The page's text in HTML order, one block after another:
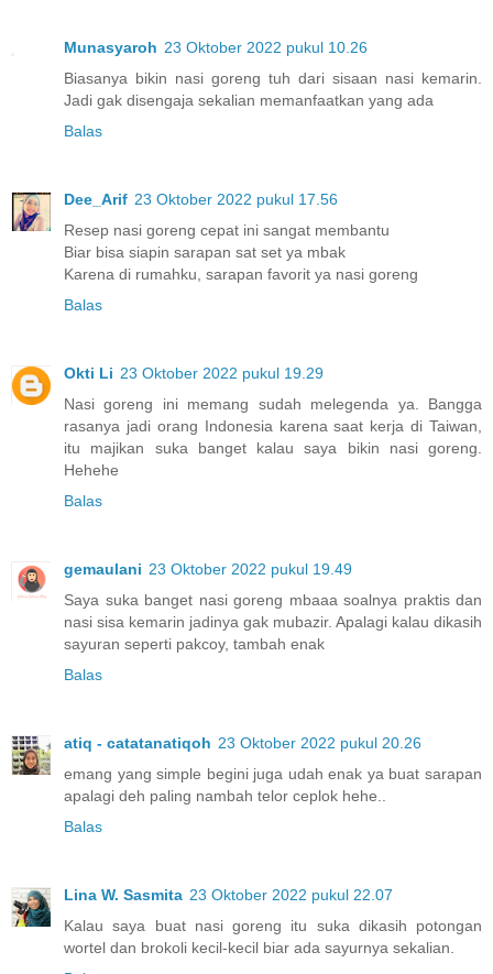
Munasyaroh 23 Oktober 2022 pukul 10.26
Biasanya bikin nasi goreng tuh dari sisaan nasi kemarin.
Jadi gak disengaja sekalian memanfaatkan yang ada
Balas
Dee_Arif 23 Oktober 2022 pukul 17.56
Resep nasi goreng cepat ini sangat membantu
Biar bisa siapin sarapan sat set ya mbak
Karena di rumahku, sarapan favorit ya nasi goreng
Balas
Okti Li 23 Oktober 2022 pukul 19.29
Nasi goreng ini memang sudah melegenda ya. Bangga
rasanya jadi orang Indonesia karena saat kerja di Taiwan,
itu majikan suka banget kalau saya bikin nasi goreng.
Hehehe
Balas
gemaulani 23 Oktober 2022 pukul 19.49
Saya suka banget nasi goreng mbaaa soalnya praktis dan
nasi sisa kemarin jadinya gak mubazir. Apalagi kalau dikasih
sayuran seperti pakcoy, tambah enak
Balas
atiq - catatanatiqoh 23 Oktober 2022 pukul 20.26
emang yang simple begini juga udah enak ya buat sarapan
apalagi deh paling nambah telor ceplok hehe..
Balas
Lina W. Sasmita 23 Oktober 2022 pukul 22.07
Kalau saya buat nasi goreng itu suka dikasih potongan
wortel dan brokoli kecil-kecil biar ada sayurnya sekalian.